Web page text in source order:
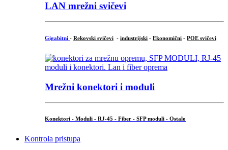
LAN mrežni svičevi
Gigabitni - Rekovski svičevi - industrijski - Ekonomični - POE svičevi
Mrežni konektori i moduli
Konektori - Moduli - RJ-45 - Fiber - SFP moduli - Ostalo
Kontrola pristupa